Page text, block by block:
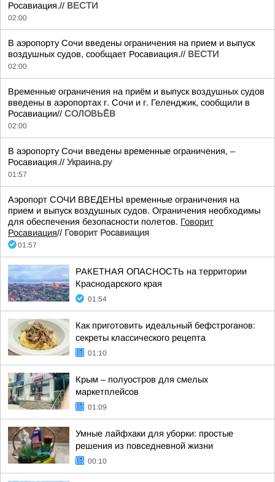
Росавиация.// ВЕСТИ
02:00
В аэропорту Сочи введены ограничения на прием и выпуск
воздушных судов, сообщает Росавиация.// ВЕСТИ
02:00
Временные ограничения на приём и выпуск воздушных судов
введены в аэропортах г. Сочи и г. Геленджик, сообщили в
Росавиации// СОЛОВЬЁВ
02:00
В аэропорту Сочи введены временные ограничения, –
Росавиация.// Украина.ру
01:57
Аэропорт СОЧИ ВВЕДЕНЫ временные ограничения на
прием и выпуск воздушных судов. Ограничения необходимы
для обеспечения безопасности полетов. Говорит
Росавиация// Говорит Росавиация
01:57
РАКЕТНАЯ ОПАСНОСТЬ на территории
Краснодарского края
01:54
Как приготовить идеальный бефстроганов:
секреты классического рецепта
01:10
Крым – полуостров для смелых
маркетплейсов
01:09
Умные лайфхаки для уборки: простые
решения из повседневной жизни
00:10